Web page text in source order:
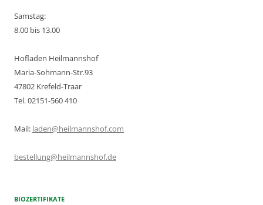
Samstag:
8.00 bis 13.00
Hofladen Heilmannshof
Maria-Sohmann-Str.93
47802 Krefeld-Traar
Tel. 02151-560 410
Mail: laden@heilmannshof.com
bestellung@heilmannshof.de
BIOZERTIFIKATE